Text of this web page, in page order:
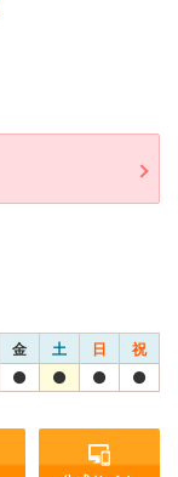
金 土 日 祝